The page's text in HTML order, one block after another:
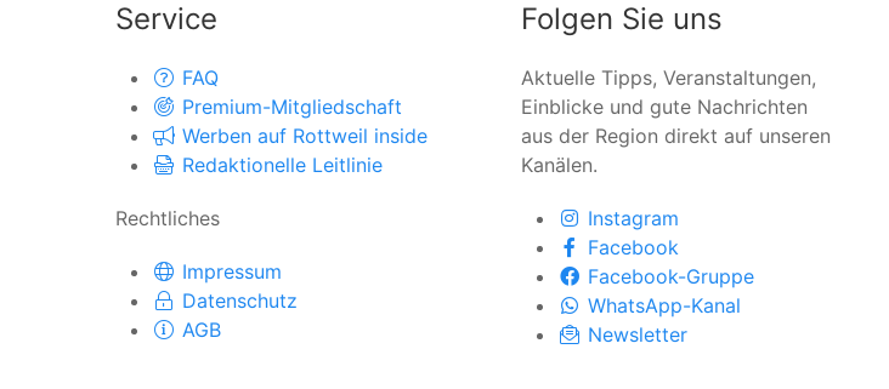
Service
FAQ
Premium-Mitgliedschaft
Werben auf Rottweil inside
Redaktionelle Leitlinie
Rechtliches
Impressum
Datenschutz
AGB
Folgen Sie uns
Aktuelle Tipps, Veranstaltungen,
Einblicke und gute Nachrichten
aus der Region direkt auf unseren
Kanälen.
Instagram
Facebook
Facebook-Gruppe
WhatsApp-Kanal
Newsletter